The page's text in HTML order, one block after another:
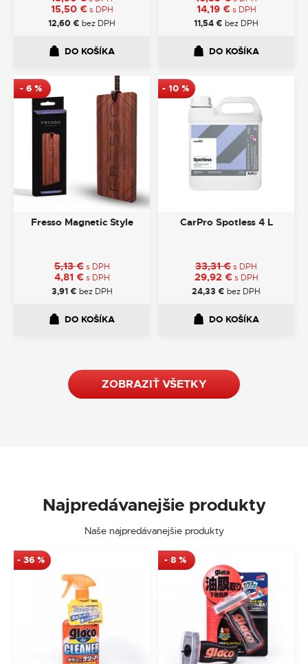
15,50 € s DPH
12,60 € bez DPH
DO KOŠÍKA
14,19 € s DPH
11,54€ bez DPH
DO KOŠÍKA
- 6 %
Fresso Magnetic Style
5,13€ s DPH
4,81 € s DPH
3,91€ bez DPH
DO KOŠÍKA
- 10%
CarPro Spotless 4 L
33,31€s DPH
29,92 € s DPH
24,33 € bez DPH
DO KOŠÍKA
ZOBRAZIŤ VŠETKY
Najpredávanejšie produkty
Naše najpredávanejšie produkty
- 36 % - 8 %